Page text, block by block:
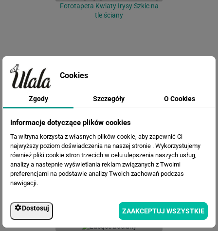
Fototapeta Kwiaty Irysy Szkic na
tle ściany
teksturowanym tle
Cookies
Zgody Szczegóły O Cookies
Informacje dotyczące plików cookies
Ta witryna korzysta z własnych plików cookie, aby zapewnić Ci
najwyższy poziom doświadczenia na naszej stronie . Wykorzystujemy
również pliki cookie stron trzecich w celu ulepszenia naszych usług,
analizy a nastepnie wyświetlania reklam związanych z Twoimi
preferencjami na podstawie analizy Twoich zachowań podczas
nawigacji.
Dostosuj ZAAKCEPTUJ WSZYSTKIE